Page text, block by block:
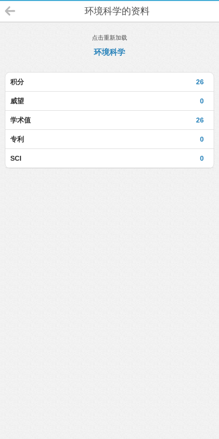
环境科学的资料
点击重新加载
环境科学
26
积分
0
威望
26
学术值
0
专利
0
SCI